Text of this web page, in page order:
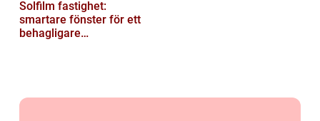
Solfilm fastighet:
smartare fönster för ett
behagligare